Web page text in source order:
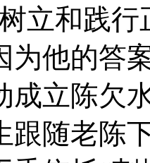
立和践
为他的
成立陈欠
跟随老陈